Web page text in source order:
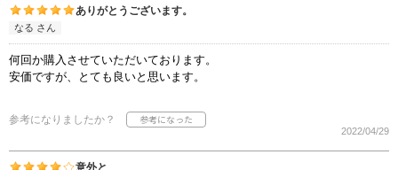
ありがとうございます。
なる さん
何回か購入させていただいております。
安価ですが、とても良いと思います。
参考になりましたか？
2022/04/29